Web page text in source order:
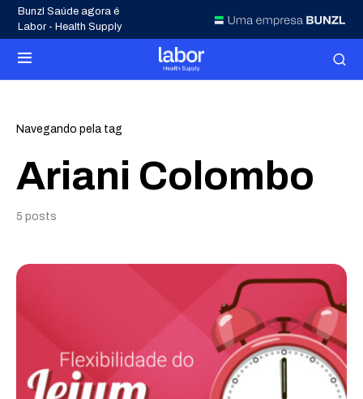
Bunzl Saúde agora é
Labor - Health Supply
Navegando pela tag
Ariani Colombo
5 posts